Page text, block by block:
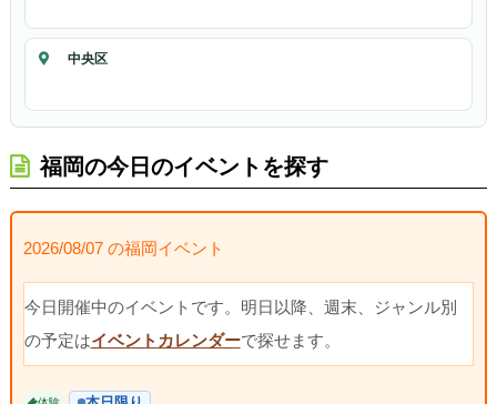
中央区
福岡の今日のイベントを探す
2026/08/07 の福岡イベント
今日開催中のイベントです。明日以降、週末、ジャンル別
の予定はイベントカレンダーで探せます。